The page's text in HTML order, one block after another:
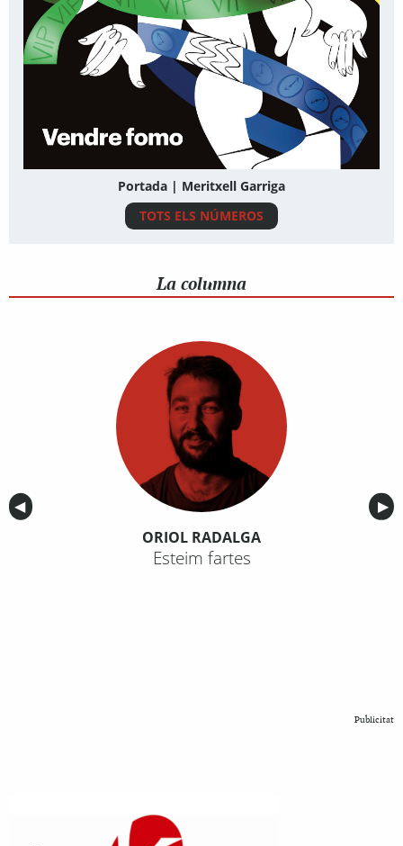
Portada | Meritxell Garriga
TOTS ELS NÚMEROS
La columna
Anterior
◀︎ ▶︎
ORIOL RADALGA
Esteim fartes
Publicitat